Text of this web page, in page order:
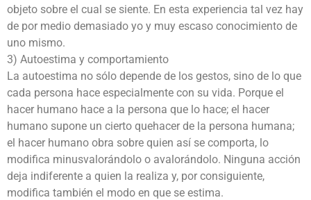
objeto sobre el cual se siente. En esta experiencia tal vez hay
de por medio demasiado yo y muy escaso conocimiento de
uno mismo.
3) Autoestima y comportamiento
La autoestima no sólo depende de los gestos, sino de lo que
cada persona hace especialmente con su vida. Porque el
hacer humano hace a la persona que lo hace; el hacer
humano supone un cierto quehacer de la persona humana;
el hacer humano obra sobre quien así se comporta, lo
modifica minusvalorándolo o avalorándolo. Ninguna acción
deja indiferente a quien la realiza y, por consiguiente,
modifica también el modo en que se estima.